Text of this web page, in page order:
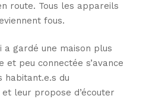
route. Tous les appareils
fous.
a gardé une maison plus
et peu connectée s’avance
habitant.e.s du
leur propose d’écouter